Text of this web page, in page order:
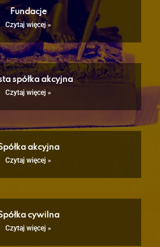
Fundacje
Czytaj więcej »
spółka akcyjna
Czytaj więcej »
akcyjna
Czytaj więcej »
cywilna
Czytaj więcej »